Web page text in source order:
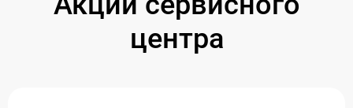
центра